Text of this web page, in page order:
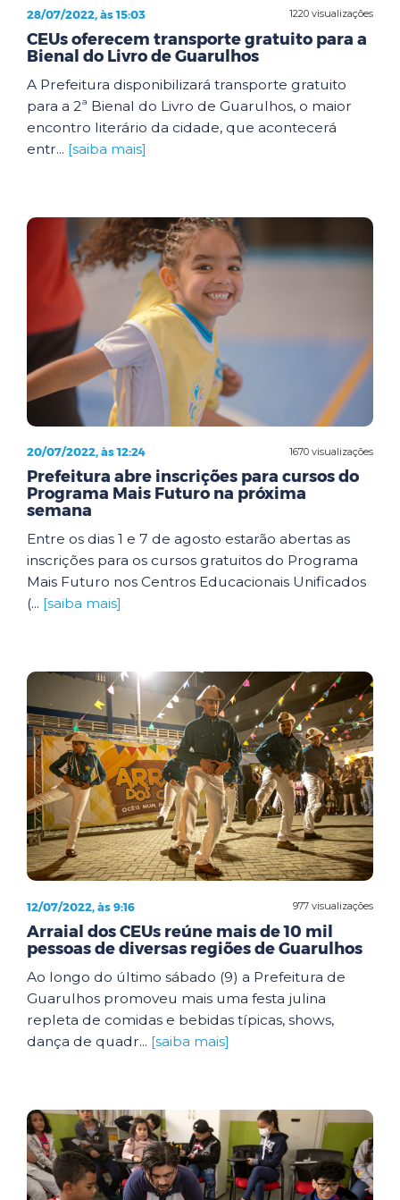
1220 visualizações
28/07/2022, às 15:03
CEUs oferecem transporte gratuito para a
Bienal do Livro de Guarulhos
A Prefeitura disponibilizará transporte gratuito
para a 2ª Bienal do Livro de Guarulhos, o maior
encontro literário da cidade, que acontecerá
entr... [saiba mais]
1670 visualizações
20/07/2022, às 12:24
Prefeitura abre inscrições para cursos do
Programa Mais Futuro na próxima
semana
Entre os dias 1 e 7 de agosto estarão abertas as
inscrições para os cursos gratuitos do Programa
Mais Futuro nos Centros Educacionais Unificados
(... [saiba mais]
977 visualizações
12/07/2022, às 9:16
Arraial dos CEUs reúne mais de 10 mil
pessoas de diversas regiões de Guarulhos
Ao longo do último sábado (9) a Prefeitura de
Guarulhos promoveu mais uma festa julina
repleta de comidas e bebidas típicas, shows,
dança de quadr... [saiba mais]